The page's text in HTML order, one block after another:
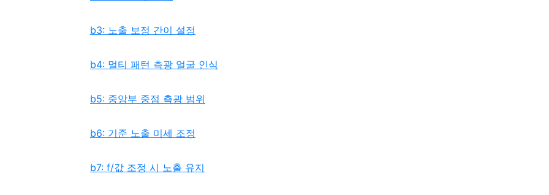
b3: 노출 보정 간이 설정
b4: 멀티 패턴 측광 얼굴 인식
b5: 중앙부 중점 측광 범위
b6: 기준 노출 미세 조정
b7: f/값 조정 시 노출 유지